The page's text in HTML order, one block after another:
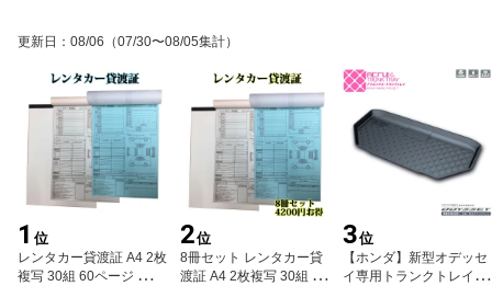
更新日 ： 08/06 （07/30〜08/05集計）
1 位
レンタカー貸渡証 A4 2枚
複写 30組 60ページ レン
2位
8冊セット レンタカー貸
渡証 A4 2枚複写 30組 60
3位
【ホンダ】新型オデッセ
イ専用トランクトレイ